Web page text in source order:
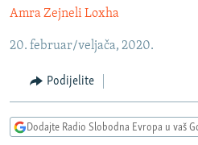
na
navigaciju
Pređite
pretragu
KOSOVO
CRNA GORA
VIZUELNO
FOTOGALERIJE
PODCASTI
RAT U UKRAJINI
Amra Zejneli Loxha
20. februar/veljača, 2020.
Podijelite
Dodajte Radio Slobodna Evropa u vaš